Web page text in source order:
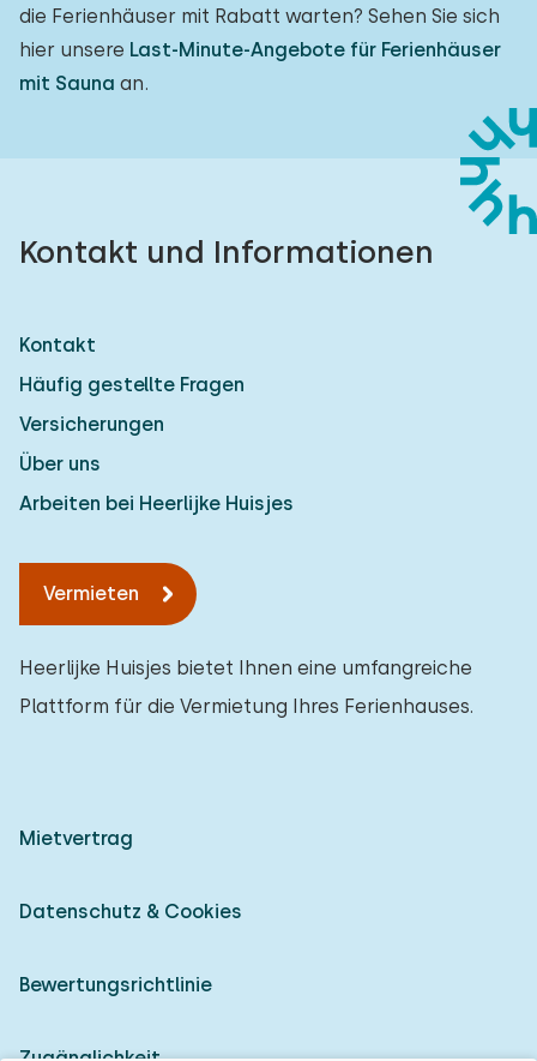
die Ferienhäuser mit Rabatt warten? Sehen Sie sich
hier unsere Last-Minute-Angebote für Ferienhäuser
mit Sauna an.
Kontakt und Informationen
Kontakt
Häufig gestellte Fragen
Versicherungen
Über uns
Arbeiten bei Heerlijke Huisjes
Vermieten
Heerlijke Huisjes bietet Ihnen eine umfangreiche
Plattform für die Vermietung Ihres Ferienhauses.
Mietvertrag
Datenschutz & Cookies
Bewertungsrichtlinie